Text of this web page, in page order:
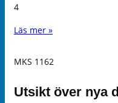
4
Läs mer »
MKS 1162
Utsikt över nya